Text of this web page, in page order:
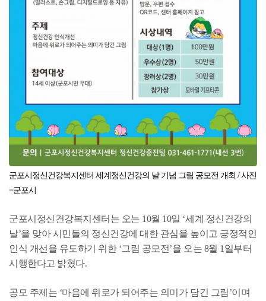
군포시정신건강복지센터 세계정신건강의 날 기념 그림 공모전 개최 / 사진
=군포시
군포시정신건강복지센터는 오는 10월 10일 ‘세계 정신건강의
날’을 맞아 시민들의 정신건강에 대한 관심을 높이고 긍정적인
인식 개선을 유도하기 위한 ‘그림 공모전’을 오는 8월 1일부터
시행한다고 밝혔다.
공모 주제는 ‘마음에 위로가 되어주는 의미가 담긴 그림’이며